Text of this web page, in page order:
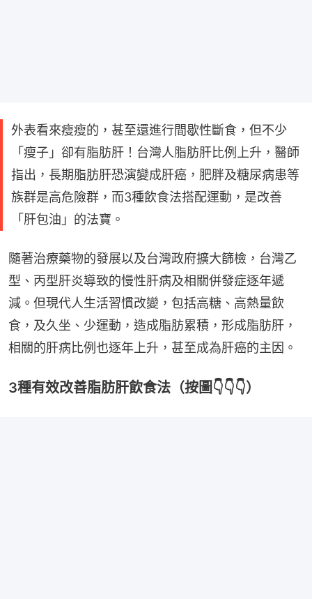
外表看來瘦瘦的，甚至還進行間歇性斷食，但不少
「瘦子」卻有脂肪肝！台灣人脂肪肝比例上升，醫師
指出，長期脂肪肝恐演變成肝癌，肥胖及糖尿病患等
族群是高危險群，而3種飲食法搭配運動，是改善
「肝包油」的法寶。
隨著治療藥物的發展以及台灣政府擴大篩檢，台灣乙
型、丙型肝炎導致的慢性肝病及相關併發症逐年遞
減。但現代人生活習慣改變，包括高糖、高熱量飲
食，及久坐、少運動，造成脂肪累積，形成脂肪肝，
相關的肝病比例也逐年上升，甚至成為肝癌的主因。
3種有效改善脂肪肝飲食法（按圖👇👇👇）